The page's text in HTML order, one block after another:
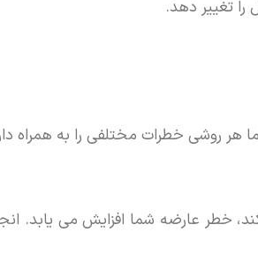
تغییر دهد.
روشی خطرات مختلفی را به همراه
خطر عارضه شما افزایش می یابد.